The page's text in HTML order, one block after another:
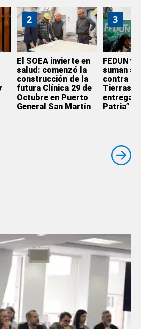
2
El SOEA invierte en
salud: comenzó la
construcción de la
futura Clínica 29 de
Octubre en Puerto
General San Martín
3
FEDUN y
suman a
contra la
Tierras:
entrega
Patria”